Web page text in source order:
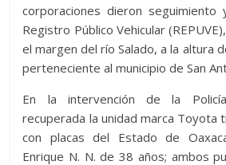
corporaciones dieron
Registro Público Vehicular
el margen del río Salado, a la altura
perteneciente al municipio de San
En la intervención de la
recuperada la unidad marca Toyota
con placas del Estado de
Enrique N. N. de 38 años; ambos